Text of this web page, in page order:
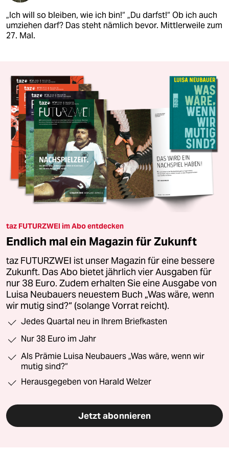
„Ich will so bleiben, wie ich bin!“ „Du darfst!“ Ob ich auch
umziehen darf? Das steht nämlich bevor. Mittlerweile zum
27. Mal.
taz FUTURZWEI im Abo entdecken
Endlich mal ein Magazin für Zukunft
taz FUTURZWEI ist unser Magazin für eine bessere
Zukunft. Das Abo bietet jährlich vier Ausgaben für
nur 38 Euro. Zudem erhalten Sie eine Ausgabe von
Luisa Neubauers neuestem Buch „Was wäre, wenn
wir mutig sind?“ (solange Vorrat reicht).
Jedes Quartal neu in Ihrem Briefkasten
Nur 38 Euro im Jahr
Als Prämie Luisa Neubauers „Was wäre, wenn wir
mutig sind?“
Herausgegeben von Harald Welzer
Jetzt abonnieren